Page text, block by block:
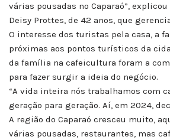
várias pousadas no Caparaó”,
Deisy Prottes, de 42 anos, que
O interesse dos turistas pela casa, a
próximas aos pontos turísticos da
da família na cafeicultura foram a
para fazer surgir a ideia do negócio.
“A vida inteira nós trabalhamos com
geração para geração. Aí, em 2024,
A região do Caparaó cresceu muito,
várias pousadas, restaurantes, mas